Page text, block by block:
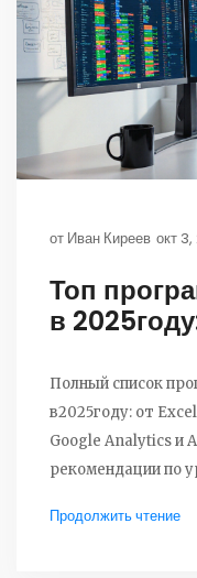
от Иван Киреев окт
Топ
в
Полный список
в2025году: от
Google Analytics и
рекомендации по
Продолжить чтение